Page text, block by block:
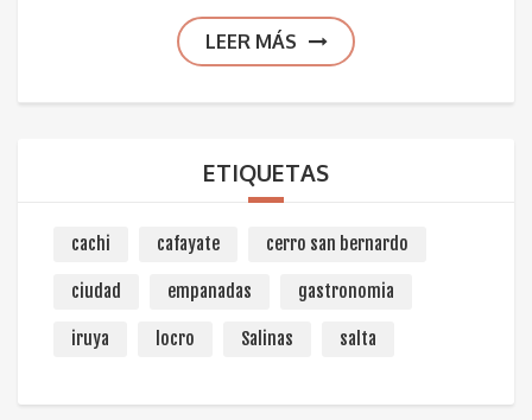
LEER MÁS
ETIQUETAS
cachi cafayate cerro san bernardo
ciudad empanadas gastronomia
iruya locro Salinas salta